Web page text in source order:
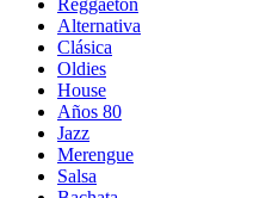
Reggaetón
Alternativa
Clásica
Oldies
House
Años 80
Jazz
Merengue
Salsa